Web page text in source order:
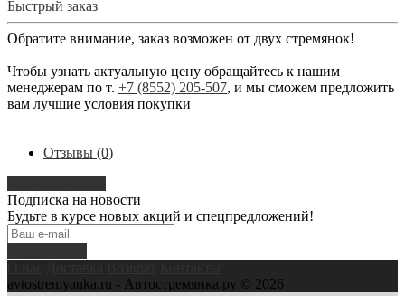
Быстрый заказ
Обратите внимание, заказ возможен от двух стремянок!
Чтобы узнать актуальную цену обращайтесь к нашим
менеджерам по т. +7 (8552) 205-507, и мы сможем предложить
вам лучшие условия покупки
Отзывы (0)
Подписка на новости
Будьте в курсе новых акций и спецпредложений!
avtostremyanka.ru - Автостремянка.ру © 2026